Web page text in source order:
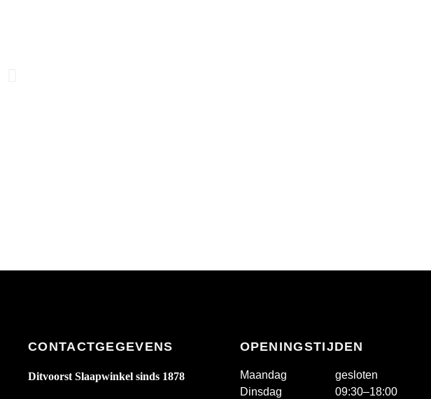
CONTACTGEGEVENS
Ditvoorst Slaapwinkel sinds 1878
OPENINGSTIJDEN
Maandag
gesloten
Dinsdag
09:30–18:00